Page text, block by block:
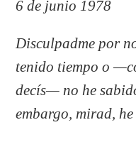
6 de junio 1978
Disculpadme por
tenido tiempo o
decís— no he
embargo, mirad,